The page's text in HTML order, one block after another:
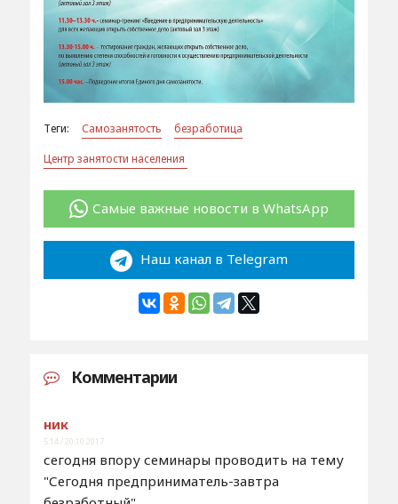
Теги: Самозанятость
безработица
Центр занятости населения
Самые важные новости в WhatsApp
Наш канал в Telegram
Комментарии
ник
5:14 / 20.10.2017
сегодня впору семинары проводить на тему
"Сегодня предприниматель-завтра